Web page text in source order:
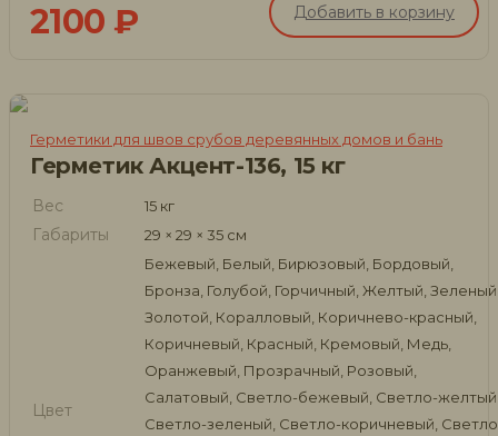
2100 ₽ Добавить в корзину
Герметики для швов срубов деревянных домов и бань
Герметик Акцент-136, 15 кг
Вес 15 кг
Габариты 29 × 29 × 35 см
Цвет
Бежевый, Белый, Бирюзовый, Бордовый,
Бронза, Голубой, Горчичный, Желтый,
Золотой, Коралловый, Коричнево-красный,
Коричневый, Красный, Кремовый, Медь,
Оранжевый, Прозрачный, Розовый,
Салатовый, Светло-бежевый, Светло-
Светло-зеленый, Светло-коричневый,